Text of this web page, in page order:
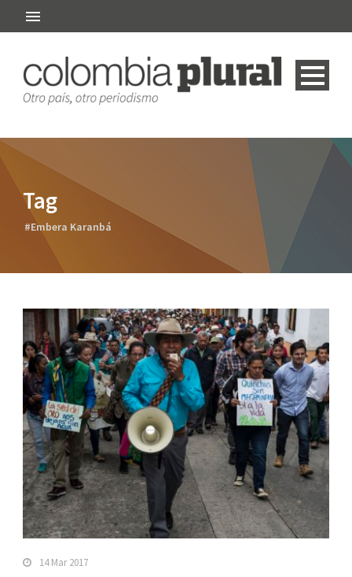
Tag
#Embera Karanbá
14 Mar 2017